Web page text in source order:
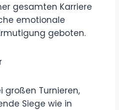
gesamten Karriere
emotionale
geboten.
großen Turnieren,
Siege wie in